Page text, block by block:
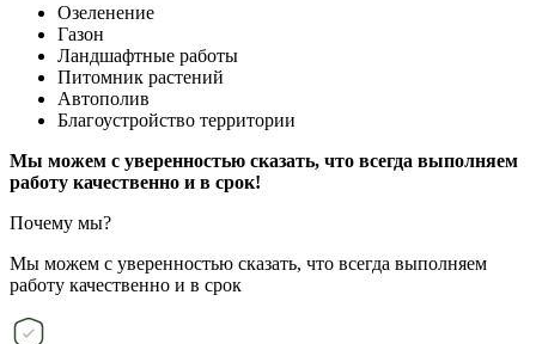
Озеленение
Газон
Ландшафтные работы
Питомник растений
Автополив
Благоустройство территории
Мы можем с уверенностью сказать, что всегда выполняем
работу качественно и в срок!
Почему мы?
Мы можем с уверенностью сказать, что всегда выполняем
работу качественно и в срок